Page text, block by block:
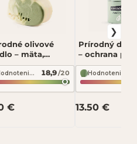
recenziu
po schválení.
olivové
– mäta,
pokožky
g – Mydlove
Hodnotenie zloženia podľa INCI Beauty 18,9/20
€
Prírodný
– ochrana
zápachu,
mäta 27 g –
Jemná mäta
13.50 €